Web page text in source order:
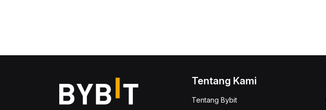
Tentang Kami
Tentang Bybit